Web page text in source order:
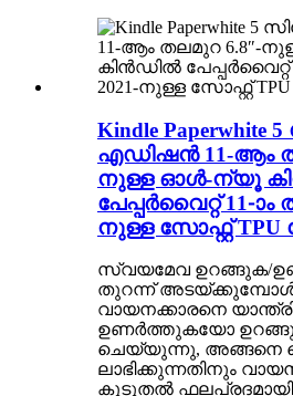
Kindle Paperwhite
എഡിഷൻ 11-ആം
നുള്ള ഓൾ-ന്യൂ
പേപ്പർവൈറ്റ് 11-ാം
നുള്ള സോഫ്റ്റ്
സ്വയമേവ ഉറങ്ങുക/
തുറന്ന് അടയ്‌ക്കുമ്പോൾ
വായനക്കാരനെ
ഉണർത്തുകയോ
ചെയ്യുന്നു, അങ്ങനെ
ലാഭിക്കുന്നതിനും
കൂടുതൽ ഫലപ്രദമായി